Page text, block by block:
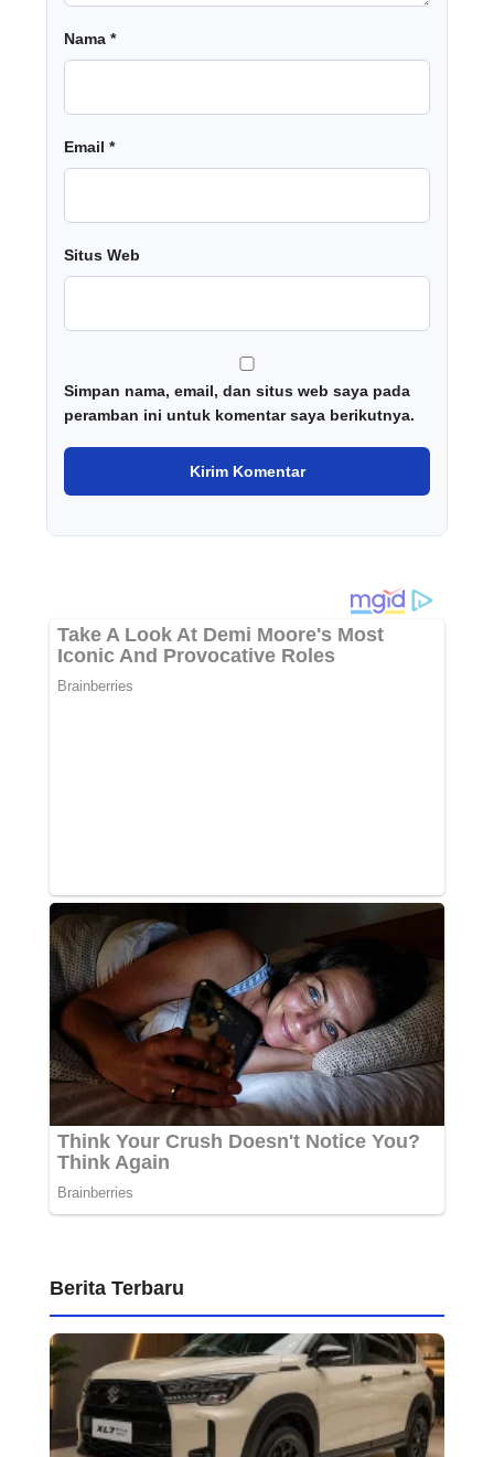
Nama *
Email *
Situs Web
Simpan nama, email, dan situs web saya pada
peramban ini untuk komentar saya berikutnya.
Berita Terbaru